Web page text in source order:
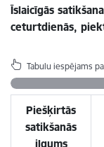
Īslaicīgās
ceturtdienās,
Tabulu iespējams
Piešķirtās
satikšanās
ilgums